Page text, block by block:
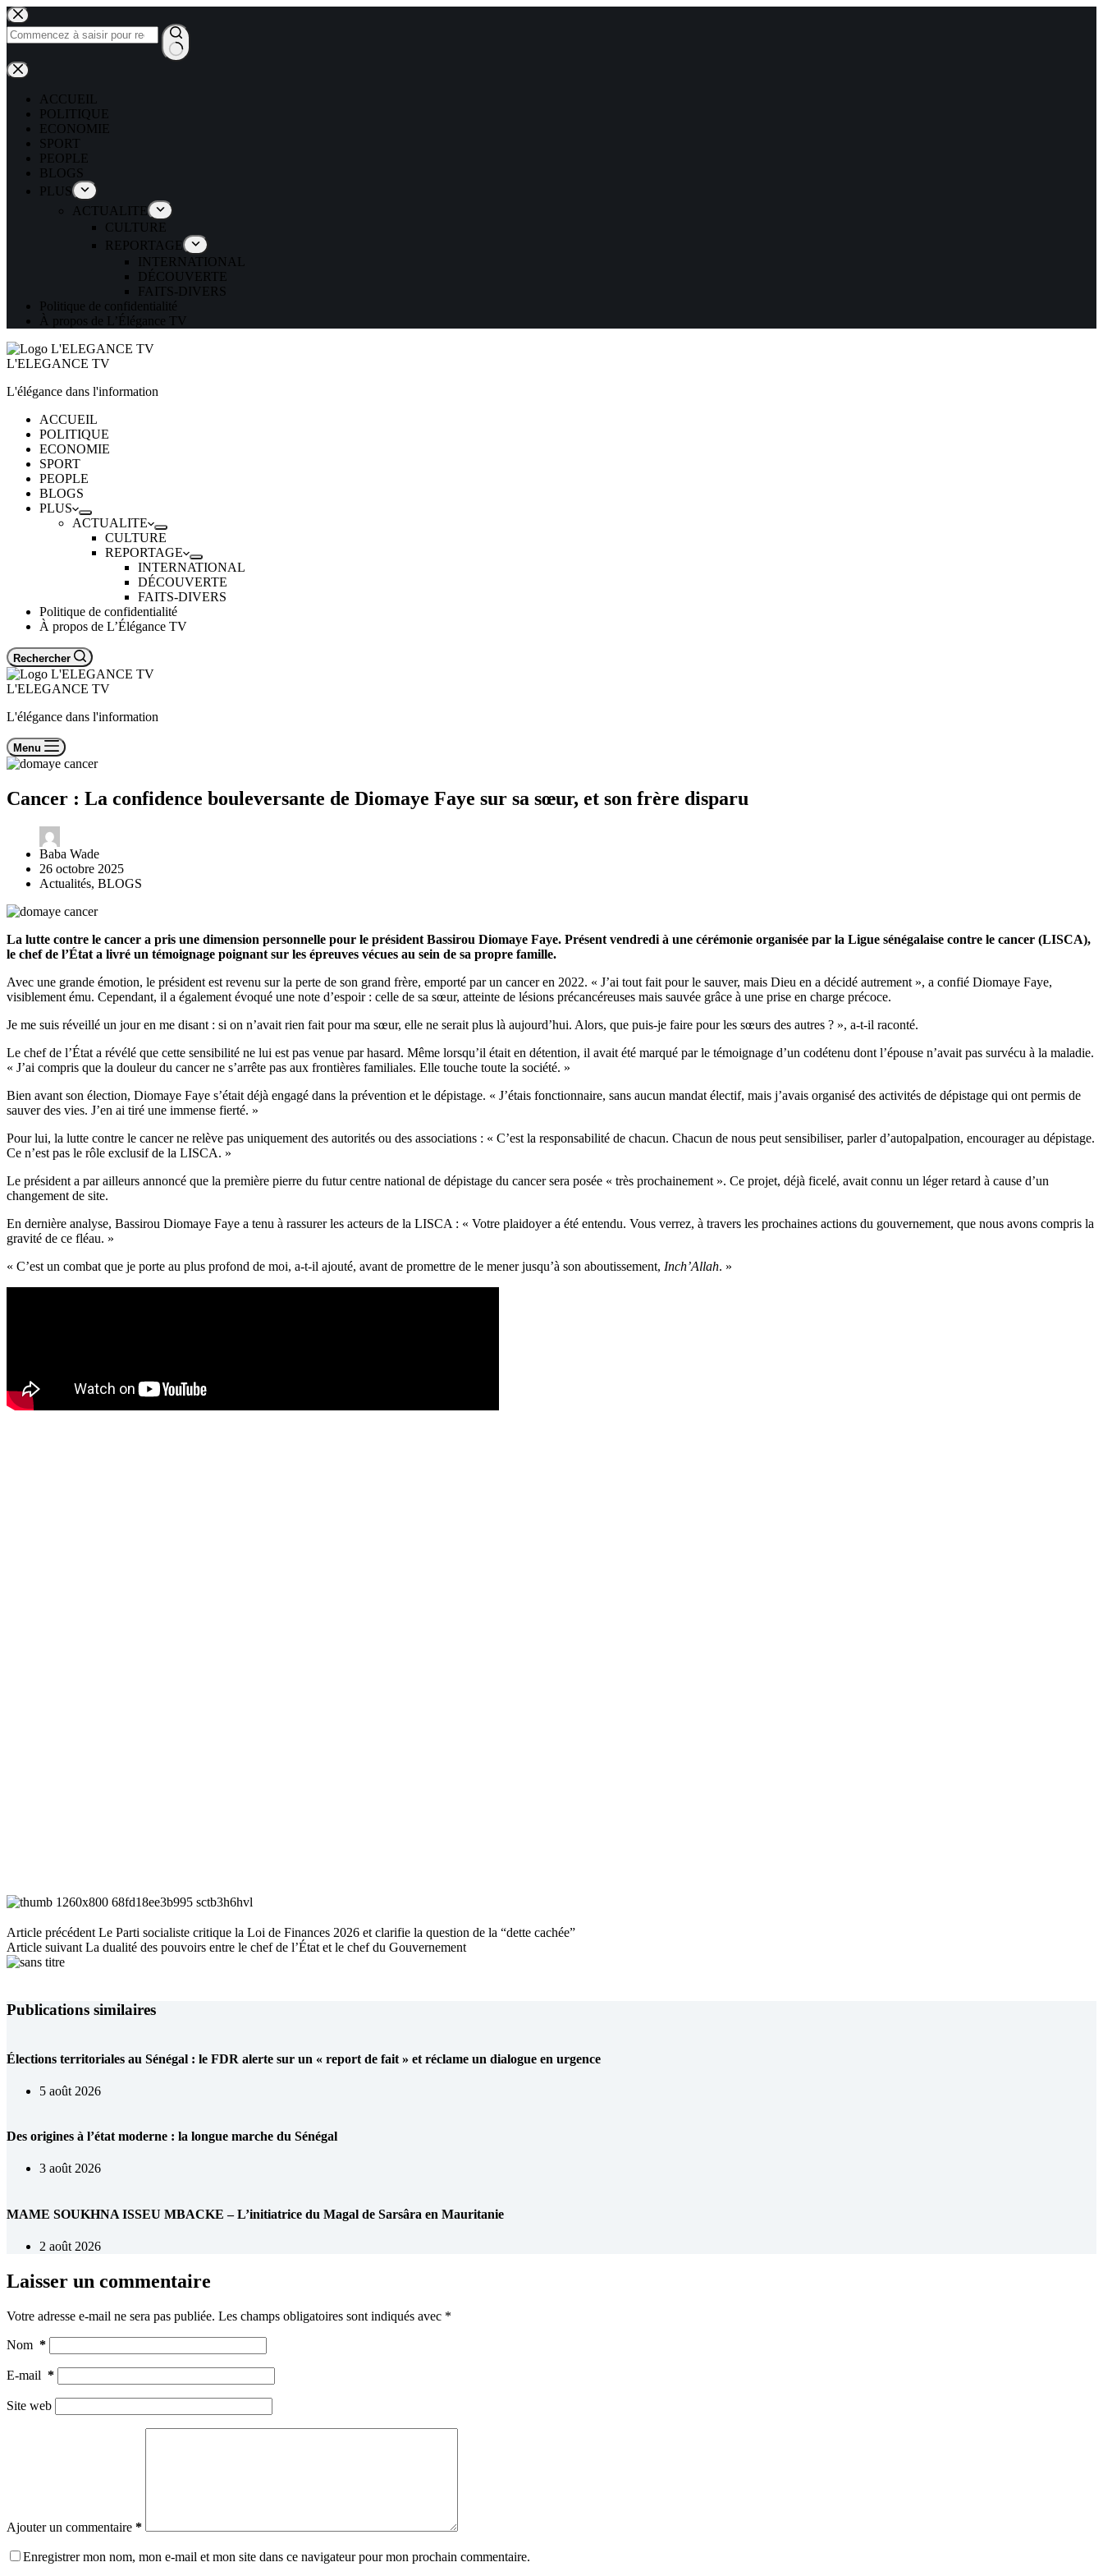
ACCUEIL
POLITIQUE
ECONOMIE
SPORT
PEOPLE
BLOGS
PLUS
ACTUALITE
CULTURE
REPORTAGE
INTERNATIONAL
DÉCOUVERTE
FAITS-DIVERS
Politique de confidentialité
À propos de L’Élégance TV
L'ELEGANCE TV
L'élégance dans l'information
ACCUEIL
POLITIQUE
ECONOMIE
SPORT
PEOPLE
BLOGS
PLUS
ACTUALITE
CULTURE
REPORTAGE
INTERNATIONAL
DÉCOUVERTE
FAITS-DIVERS
Politique de confidentialité
À propos de L’Élégance TV
Rechercher
L'ELEGANCE TV
L'élégance dans l'information
Menu
Cancer : La confidence bouleversante de Diomaye Faye sur sa sœur, et son frère disparu
Baba Wade
26 octobre 2025
Actualités, BLOGS
La lutte contre le cancer a pris une dimension personnelle pour le président Bassirou Diomaye Faye. Présent vendredi à une cérémonie organisée par la Ligue sénégalaise contre le cancer (LISCA),
le chef de l’État a livré un témoignage poignant sur les épreuves vécues au sein de sa propre famille.
Avec une grande émotion, le président est revenu sur la perte de son grand frère, emporté par un cancer en 2022. « J’ai tout fait pour le sauver, mais Dieu en a décidé autrement », a confié Diomaye Faye,
visiblement ému. Cependant, il a également évoqué une note d’espoir : celle de sa sœur, atteinte de lésions précancéreuses mais sauvée grâce à une prise en charge précoce.
Je me suis réveillé un jour en me disant : si on n’avait rien fait pour ma sœur, elle ne serait plus là aujourd’hui. Alors, que puis-je faire pour les sœurs des autres ? », a-t-il raconté.
Le chef de l’État a révélé que cette sensibilité ne lui est pas venue par hasard. Même lorsqu’il était en détention, il avait été marqué par le témoignage d’un codétenu dont l’épouse n’avait pas survécu à la maladie.
« J’ai compris que la douleur du cancer ne s’arrête pas aux frontières familiales. Elle touche toute la société. »
Bien avant son élection, Diomaye Faye s’était déjà engagé dans la prévention et le dépistage. « J’étais fonctionnaire, sans aucun mandat électif, mais j’avais organisé des activités de dépistage qui ont permis de
sauver des vies. J’en ai tiré une immense fierté. »
Pour lui, la lutte contre le cancer ne relève pas uniquement des autorités ou des associations : « C’est la responsabilité de chacun. Chacun de nous peut sensibiliser, parler d’autopalpation, encourager au dépistage.
Ce n’est pas le rôle exclusif de la LISCA. »
Le président a par ailleurs annoncé que la première pierre du futur centre national de dépistage du cancer sera posée « très prochainement ». Ce projet, déjà ficelé, avait connu un léger retard à cause d’un
changement de site.
En dernière analyse, Bassirou Diomaye Faye a tenu à rassurer les acteurs de la LISCA : « Votre plaidoyer a été entendu. Vous verrez, à travers les prochaines actions du gouvernement, que nous avons compris la
gravité de ce fléau. »
« C’est un combat que je porte au plus profond de moi, a-t-il ajouté, avant de promettre de le mener jusqu’à son aboutissement, Inch’Allah. »
Article précédent Le Parti socialiste critique la Loi de Finances 2026 et clarifie la question de la “dette cachée”
Article suivant La dualité des pouvoirs entre le chef de l’État et le chef du Gouvernement
Publications similaires
Élections territoriales au Sénégal : le FDR alerte sur un « report de fait » et réclame un dialogue en urgence
5 août 2026
Des origines à l’état moderne : la longue marche du Sénégal
3 août 2026
MAME SOUKHNA ISSEU MBACKE – L’initiatrice du Magal de Sarsâra en Mauritanie
2 août 2026
Laisser un commentaire
Votre adresse e-mail ne sera pas publiée. Les champs obligatoires sont indiqués avec *
Nom *
E-mail *
Site web
Ajouter un commentaire *
Enregistrer mon nom, mon e-mail et mon site dans ce navigateur pour mon prochain commentaire.